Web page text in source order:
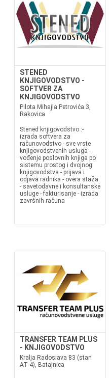
STENED
KNJIGOVODSTVO -
SOFTVER ZA
KNJIGOVODSTVO
Pilota Mihajla Petrovića 3,
Rakovica
Stened knjigovodstvo :-
izrada softvera za
računovodstvo - sve vrste
knjigovodstvenih usluga -
vođenje poslovnih knjiga po
sistemu prostog i dvojnog
knjigovodstva - prijava i
odjava radnika - overa staža
- savetodavne i konsultanske
usluge - fakturisanje - izrada
završnih računa
TRANSFER TEAM PLUS
- KNJIGOVODSTVO
Kralja Radoslava 83 (stan
AT 4), Batajnica